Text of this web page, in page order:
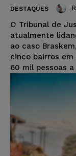
DESTAQUES
O Tribunal de
atualmente
ao caso
cinco bairros
60 mil pessoas